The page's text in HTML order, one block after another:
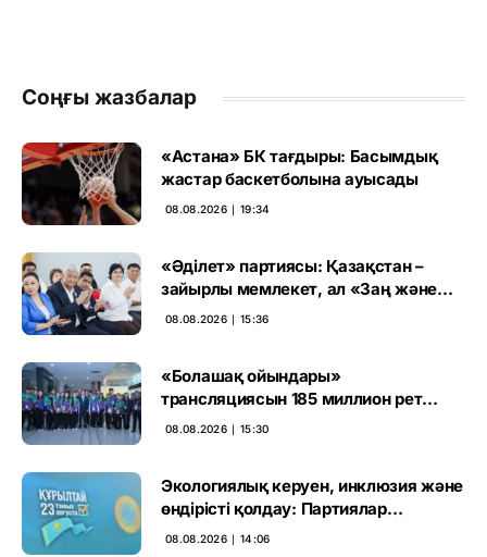
Соңғы жазбалар
«Астана» БК тағдыры: Басымдық
жастар баскетболына ауысады
08.08.2026 ∣ 19:34
«Әділет» партиясы: Қазақстан –
зайырлы мемлекет, ал «Заң және
тәртіп» қағидаты баршаға міндетті
08.08.2026 ∣ 15:36
«Болашақ ойындары»
трансляциясын 185 миллион рет
көрген
08.08.2026 ∣ 15:30
Экологиялық керуен, инклюзия және
өндірісті қолдау: Партиялар
өңірлерде қандай мәселе көтерді
08.08.2026 ∣ 14:06